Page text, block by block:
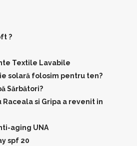
?
Textile Lavabile
solară folosim pentru ten?
Sărbători?
Raceala si Gripa a revenit in
aging UNA
spf 20